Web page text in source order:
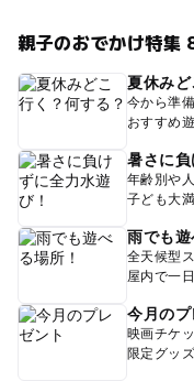
親子のおでかけ特集
夏休みど
今から準
おすすめ
暑さに負
年齢別や
子ども大
雨でも遊
全天候型
屋内で一
今月のプ
映画チケ
限定グッ